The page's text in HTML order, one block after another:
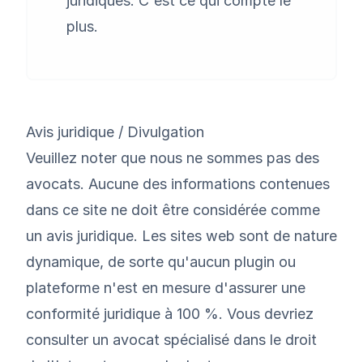
plus.
Avis juridique / Divulgation
Veuillez noter que nous ne sommes pas des
avocats. Aucune des informations contenues
dans ce site ne doit être considérée comme
un avis juridique. Les sites web sont de nature
dynamique, de sorte qu'aucun plugin ou
plateforme n'est en mesure d'assurer une
conformité juridique à 100 %. Vous devriez
consulter un avocat spécialisé dans le droit